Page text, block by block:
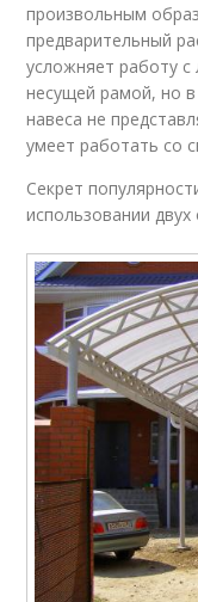
произвольным
предварительный
усложняет работу
несущей рамой, но
навеса не
умеет работать со
Секрет
использовании